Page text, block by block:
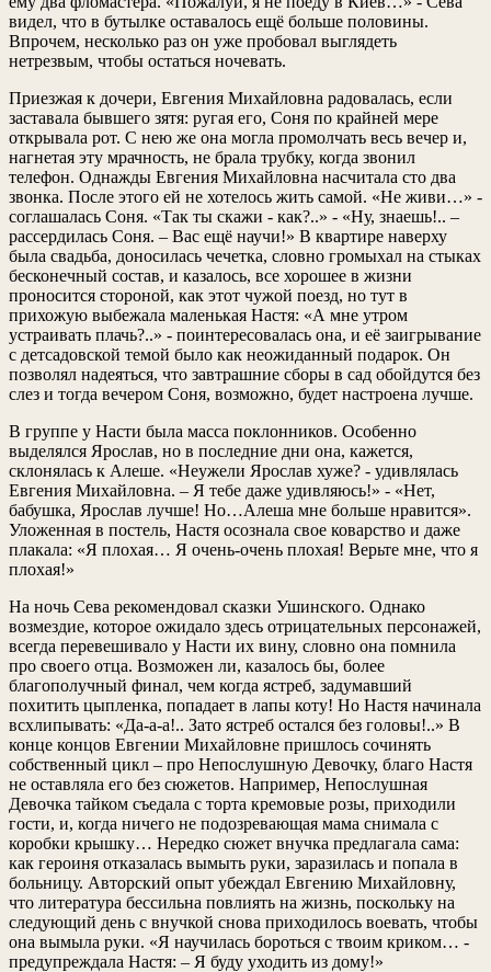
видел, что в бутылке оставалось ещё больше половины.
Впрочем, несколько раз он уже пробовал выглядеть
нетрезвым, чтобы остаться ночевать.
Приезжая к дочери, Евгения Михайловна радовалась, если
заставала бывшего зятя: ругая его, Соня по крайней мере
открывала рот. С нею же она могла промолчать весь вечер и,
нагнетая эту мрачность, не брала трубку, когда звонил
телефон. Однажды Евгения Михайловна насчитала сто два
звонка. После этого ей не хотелось жить самой. «Не живи…» -
соглашалась Соня. «Так ты скажи - как?..» - «Ну, знаешь!.. –
рассердилась Соня. – Вас ещё научи!» В квартире наверху
была свадьба, доносилась чечетка, словно громыхал на стыках
бесконечный состав, и казалось, все хорошее в жизни
проносится стороной, как этот чужой поезд, но тут в
прихожую выбежала маленькая Настя: «А мне утром
устраивать плачь?..» - поинтересовалась она, и её заигрывание
с детсадовской темой было как неожиданный подарок. Он
позволял надеяться, что завтрашние сборы в сад обойдутся без
слез и тогда вечером Соня, возможно, будет настроена лучше.
В группе у Насти была масса поклонников. Особенно
выделялся Ярослав, но в последние дни она, кажется,
склонялась к Алеше. «Неужели Ярослав хуже? - удивлялась
Евгения Михайловна. – Я тебе даже удивляюсь!» - «Нет,
бабушка, Ярослав лучше! Но…Алеша мне больше нравится».
Уложенная в постель, Настя осознала свое коварство и даже
плакала: «Я плохая… Я очень-очень плохая! Верьте мне, что я
плохая!»
На ночь Сева рекомендовал сказки Ушинского. Однако
возмездие, которое ожидало здесь отрицательных персонажей,
всегда перевешивало у Насти их вину, словно она помнила
про своего отца. Возможен ли, казалось бы, более
благополучный финал, чем когда ястреб, задумавший
похитить цыпленка, попадает в лапы коту! Но Настя начинала
всхлипывать: «Да-а-а!.. Зато ястреб остался без головы!..» В
конце концов Евгении Михайловне пришлось сочинять
собственный цикл – про Непослушную Девочку, благо Настя
не оставляла его без сюжетов. Например, Непослушная
Девочка тайком съедала с торта кремовые розы, приходили
гости, и, когда ничего не подозревающая мама снимала с
коробки крышку… Нередко сюжет внучка предлагала сама:
как героиня отказалась вымыть руки, заразилась и попала в
больницу. Авторский опыт убеждал Евгению Михайловну,
что литература бессильна повлиять на жизнь, поскольку на
следующий день с внучкой снова приходилось воевать, чтобы
она вымыла руки. «Я научилась бороться с твоим криком… -
предупреждала Настя: – Я буду уходить из дому!»